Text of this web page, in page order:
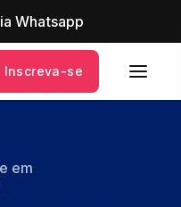
Whatsapp
Inscreva-se
em